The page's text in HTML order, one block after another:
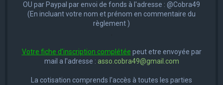
OU par Paypal par envoi de fonds à l'adresse : @Cobra49
(En incluant votre nom et prénom en commentaire du
règlement )
.
Votre fiche d'inscription complétée peut etre envoyée par
mail a l'adresse : asso.cobra49@gmail.com
La cotisation comprends l'accès à toutes les parties